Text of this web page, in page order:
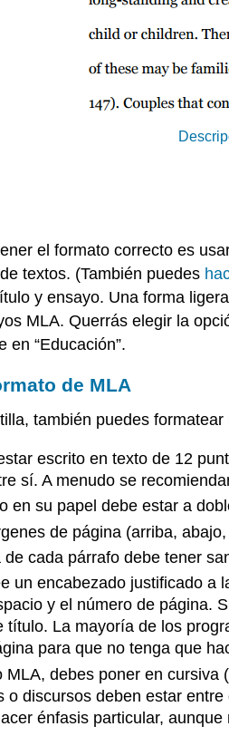
el formato correcto es
textos. (También puedes
y ensayo. Una forma
MLA. Querrás elegir la
en “Educación”.
de MLA
también puedes
escrito en texto de 12
sí. A menudo se
en su papel debe estar a
de página (arriba,
cada párrafo debe tener
un encabezado justificado a
y el número de página.
título. La mayoría de los
para que no tenga que
MLA, debes poner en
o discursos deben estar
énfasis particular,